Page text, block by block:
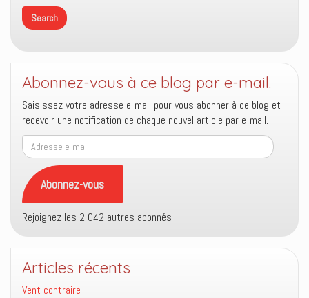
Abonnez-vous à ce blog par e-mail.
Saisissez votre adresse e-mail pour vous abonner à ce blog et
recevoir une notification de chaque nouvel article par e-mail.
Adresse
e-
mail
Abonnez-vous
Rejoignez les 2 042 autres abonnés
Articles récents
Vent contraire